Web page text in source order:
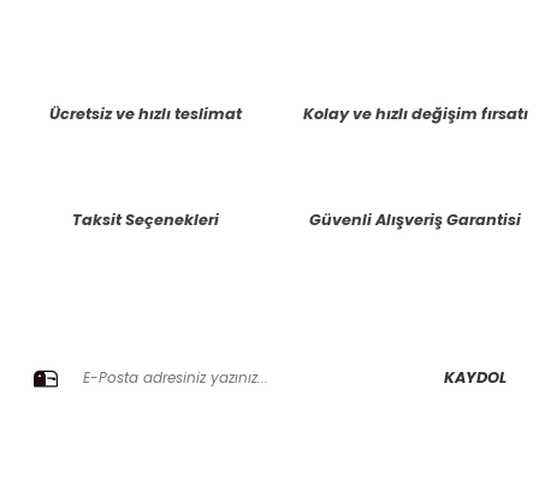
Ürün bilgilerinde hatalar bulunuyor.
Ücretsiz ve hızlı teslimat Kolay ve hızlı değişim fırsatı
Taksit Seçenekleri Güvenli Alışveriş Garantisi
KAYDOL